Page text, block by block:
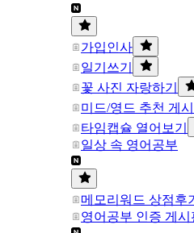
가입인사
일기쓰기
꽃 사진 자랑하기
미드/영드 추천 게
타임캡슐 열어보기
일상 속 영어공부
메모리워드 상점후
영어공부 인증 게시